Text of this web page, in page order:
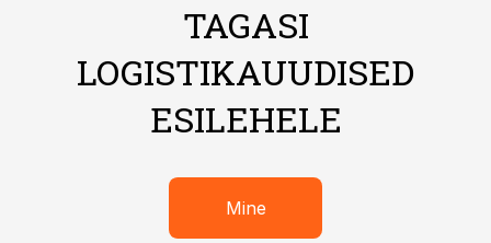
TAGASI
LOGISTIKAUUDISED
ESILEHELE
Mine